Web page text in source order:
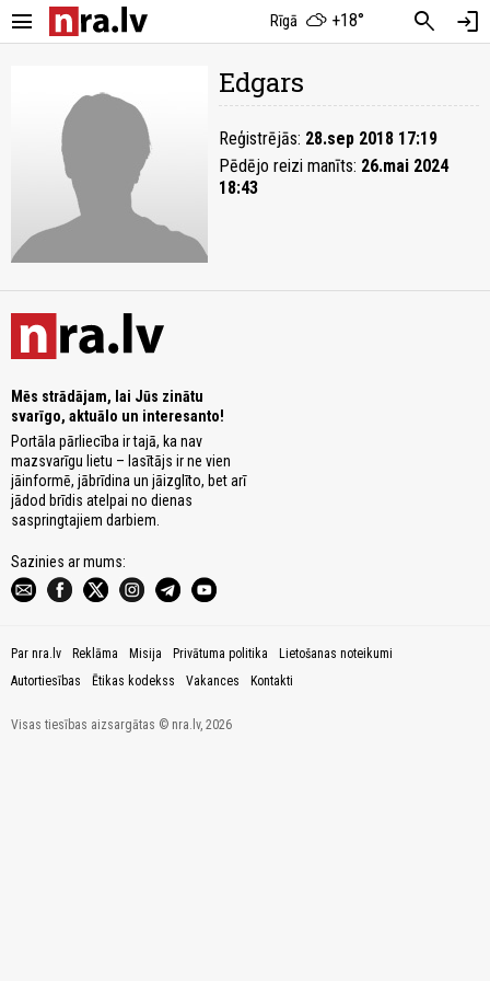
menu Rīgā +18° search login
Edgars
Reģistrējās: 28.sep 2018 17:19
Pēdējo reizi manīts: 26.mai 2024
18:43
Mēs strādājam, lai Jūs zinātu
svarīgo, aktuālo un interesanto!
Portāla pārliecība ir tajā, ka nav
mazsvarīgu lietu – lasītājs ir ne vien
jāinformē, jābrīdina un jāizglīto, bet arī
jādod brīdis atelpai no dienas
saspringtajiem darbiem.
Sazinies ar mums:
Par nra.lv Reklāma Misija Privātuma politika
Lietošanas noteikumi
Autortiesības
Ētikas kodekss Vakances Kontakti
Visas tiesības aizsargātas © nra.lv, 2026